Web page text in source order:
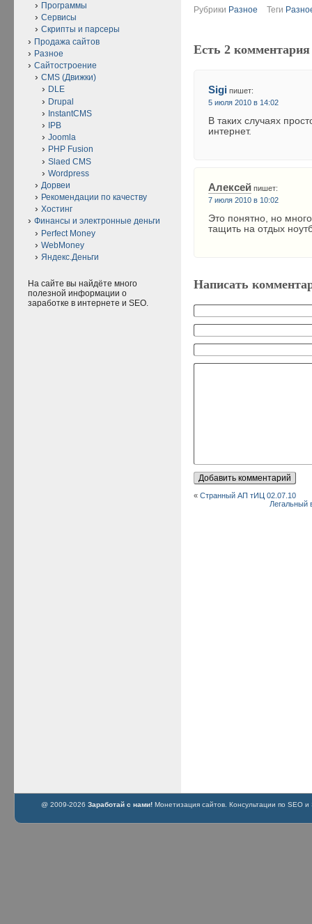
Рубрики Разное Теги
Есть 2 комментария
Sigi пишет:
5 июля 2010 в 14:02
В таких случаях
интернет.
Алексей пишет:
7 июля 2010 в 10:02
Это понятно, но
тащить на отдых
Написать
«Странный АП тИЦ 02.07.10
Легальный
Программы
Сервисы
Скрипты и парсеры
Продажа сайтов
Разное
Сайтостроение
CMS (Движки)
DLE
Drupal
InstantCMS
IPB
Joomla
PHP Fusion
Slaed CMS
Wordpress
Дорвеи
Рекомендации по качеству
Хостинг
Финансы и электронные деньги
Perfect Money
WebMoney
Яндекс.Деньги
На сайте вы найдёте много
полезной информации о
заработке в интернете и SEO.
@ 2009-2026 Заработай с нами! Монетизация сайтов. Консультации по SEO